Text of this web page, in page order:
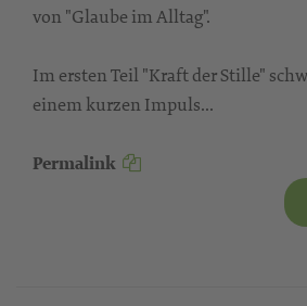
von "Glaube im Alltag".
Im ersten Teil "Kraft der Stille"
einem kurzen Impuls...
Permalink